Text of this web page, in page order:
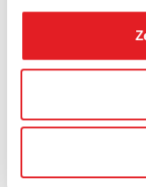
Wyrażam
osobowych
temat